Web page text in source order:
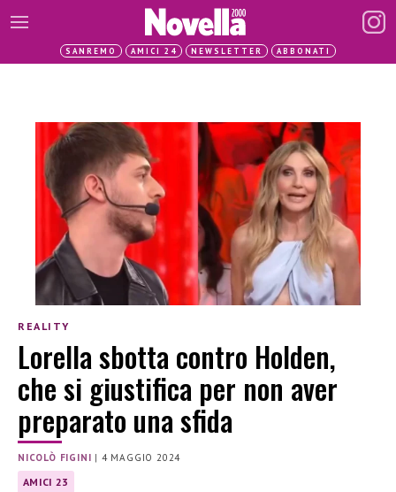
SANREMO AMICI 24 NEWSLETTER ABBONATI
REALITY
Lorella sbotta contro Holden,
che si giustifica per non aver
preparato una sfida
NICOLÒ FIGINI | 4 MAGGIO 2024
AMICI 23